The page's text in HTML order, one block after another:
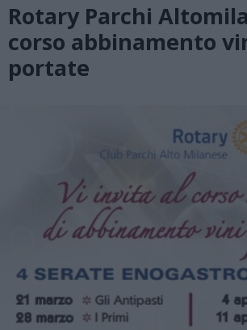
Rotary Parchi
corso abbinamento
portate